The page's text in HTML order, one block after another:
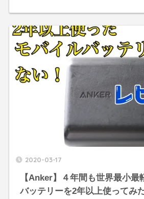
2020-03-17
【Anker】４年間も世界最小最
バッテリーを2年以上使ってみた